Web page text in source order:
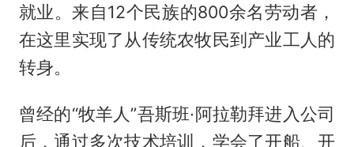
就业。来自12个民族的800余名劳动者，
在这里实现了从传统农牧民到产业工人的
转身。
曾经的“牧羊人”吾斯班·阿拉勒拜进入公司
后，通过多次技术培训，学会了开船、开